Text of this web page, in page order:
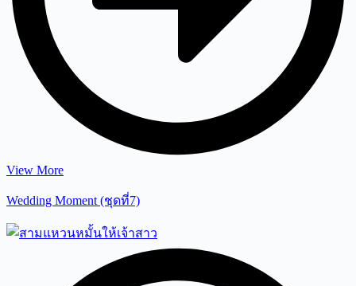
View More
Wedding Moment (ชุดที่7)